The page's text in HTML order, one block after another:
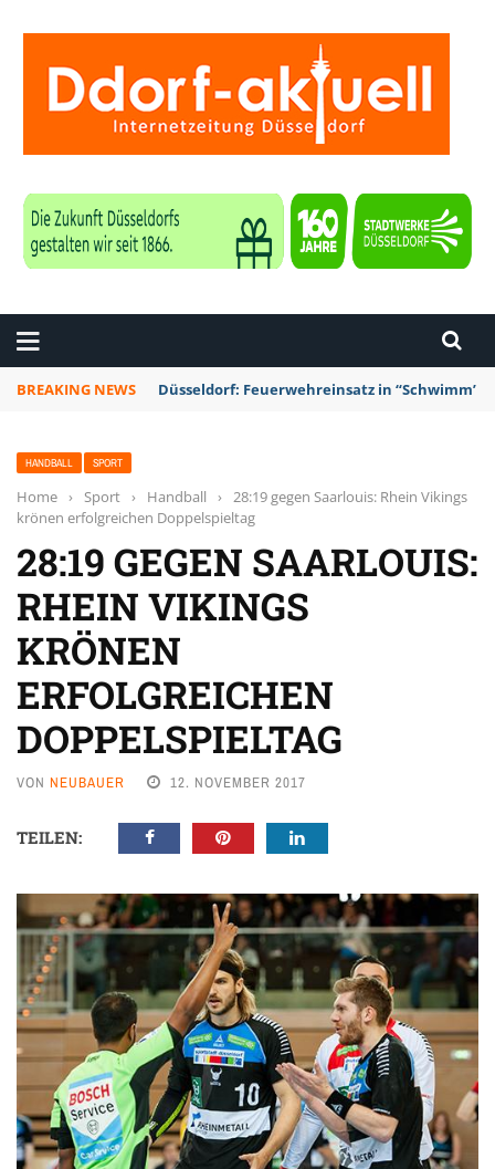
BREAKING NEWS Düsseldorf: Feuerwehreinsatz in “Schwimm’
HANDBALL SPORT
Home › Sport › Handball › 28:19 gegen Saarlouis: Rhein Vikings
krönen erfolgreichen Doppelspieltag
28:19 GEGEN SAARLOUIS:
RHEIN VIKINGS
KRÖNEN
ERFOLGREICHEN
DOPPELSPIELTAG
VON NEUBAUER 12. NOVEMBER 2017
TEILEN: